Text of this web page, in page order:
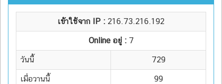
เข้าใช้จาก IP : 216.73.216.192
Online อยู่ : 7
วันนี้ 729
เมื่อวานนี้ 99